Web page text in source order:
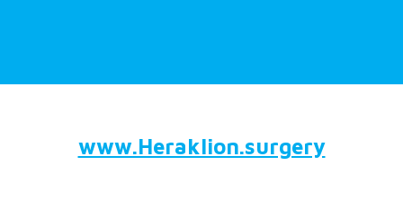
www.Heraklion.surgery